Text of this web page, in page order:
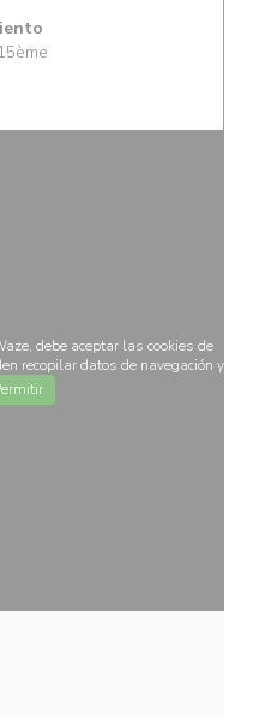
debe aceptar las cookies de
recopilar datos de navegación y